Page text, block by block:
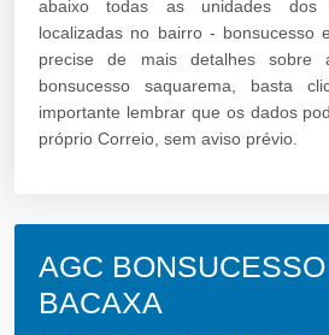
abaixo todas as unidades dos
localizadas no bairro - bonsucesso
precise de mais detalhes sobre
bonsucesso saquarema, basta
importante lembrar que os dados
próprio Correio, sem aviso prévio.
AGC
BACAXA